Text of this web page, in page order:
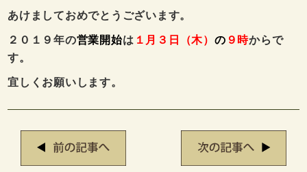
あけましておめでとうございます。
２０１９年の営業開始は １月３日（木） の ９時からで
す。
宜しくお願いします。